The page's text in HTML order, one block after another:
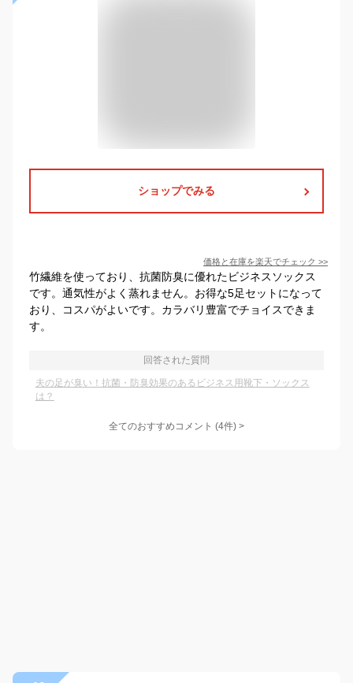
ショップでみる
価格と在庫を楽天でチェック >>
竹繊維を使っており、抗菌防臭に優れたビジネスソックス
です。通気性がよく蒸れません。お得な5足セットになって
おり、コスパがよいです。カラバリ豊富でチョイスできま
す。
回答された質問
夫の足が臭い！抗菌・防臭効果のあるビジネス用靴下・ソックス
は？
全てのおすすめコメント (4件) >